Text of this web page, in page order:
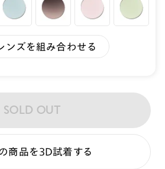
ンズを組み合わせる
SOLD OUT
商品を3D試着する